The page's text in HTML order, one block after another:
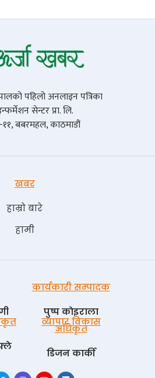
पहिलो अनलाइन पत्रिका
सेन्टर प्रा. लि.
११, बबरमहल, काठमाडौं
खबर
हाम्रो बारे
हामी
कार्यकारी सम्पादक
पुष्प काेइराला
व्यापार विकास
अधिकृत
डिजन कार्की